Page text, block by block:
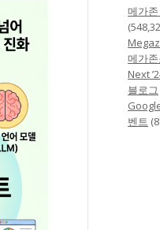
메가
메가
Next
블로그
벤트